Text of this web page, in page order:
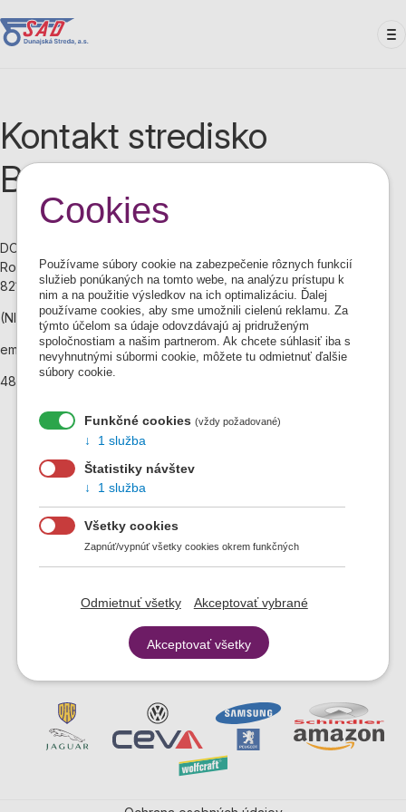
na
hlavný
Kontakt stredisko
Bratislava
DOS Bratislava
Rožňavská 2
821 01 Bratislava
(NIE INFO O SPOJOCH!)
email: bratislava@sadds.sk
48.166699, 17.154244
Cookies
Používame súbory cookie na zabezpečenie rôznych funkcií
služieb ponúkaných na tomto webe, na analýzu prístupu k
nim a na použitie výsledkov na ich optimalizáciu. Ďalej
používame cookies, aby sme umožnili cielenú reklamu. Za
týmto účelom sa údaje odovzdávajú aj pridruženým
spoločnostiam a našim partnerom. Ak chcete súhlasiť iba s
nevyhnutnými súbormi cookie, môžete tu odmietnuť ďalšie
súbory cookie.
Funkčné cookies (vždy požadované)
1 služba
Štatistiky návštev
1 služba
Všetky cookies
Zapnúť/vypnúť všetky cookies okrem funkčných
Odmietnuť všetky Akceptovať vybrané
Akceptovať všetky